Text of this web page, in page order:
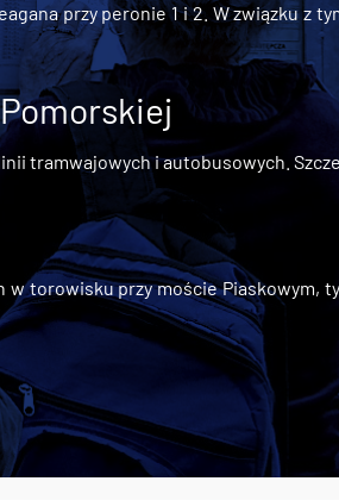
przy peronie 1 i 2. W związku z
tramwajowych i autobusowych.
torowisku przy moście